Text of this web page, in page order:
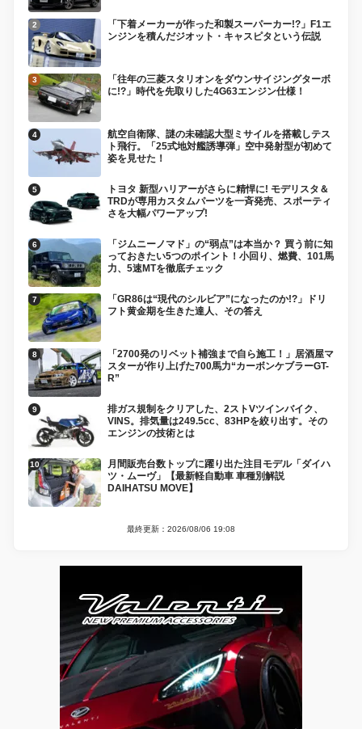
「下着メーカーが作った和製スーパーカー!?」F1エ
ンジンを積んだジオット・キャスピタという伝説
「往年の三菱スタリオンをダウンサイジングターボ
に!?」時代を先取りした4G63エンジン仕様！
航空自衛隊、謎の未確認大型ミサイルを搭載しテス
ト飛行。「25式地対艦誘導弾」空中発射型が初めて
姿を見せた！
トヨタ 新型ハリアーがさらに精悍に! モデリスタ＆
TRDが専用カスタムパーツを一斉発売、スポーティ
さを大幅パワーアップ!
「ジムニーノマド」の“弱点”は本当か？ 買う前に知
っておきたい5つのポイント！小回り、燃費、101馬
力、5速MTを徹底チェック
「GR86は“現代のシルビア”になったのか!?」ドリ
フト黄金期を生きた達人、その答え
「2700発のリベット補強まで自ら施工！」居酒屋マ
スターが作り上げた700馬力“カーボンケブラーGT-
R”
排ガス規制をクリアした、2ストVツインバイク、
VINS。排気量は249.5cc、83HPを絞り出す。その
エンジンの技術とは
月間販売台数トップに躍り出た注目モデル「ダイハ
ツ・ムーヴ」【最新軽自動車 車種別解説
DAIHATSU MOVE】
最終更新：2026/08/06 19:08